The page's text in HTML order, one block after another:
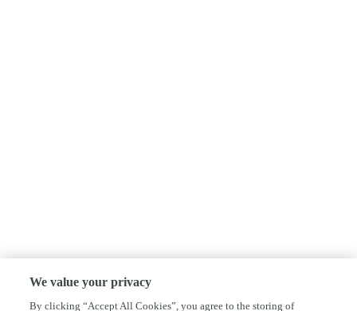
We value your privacy
By clicking “Accept All Cookies”, you agree to the storing of